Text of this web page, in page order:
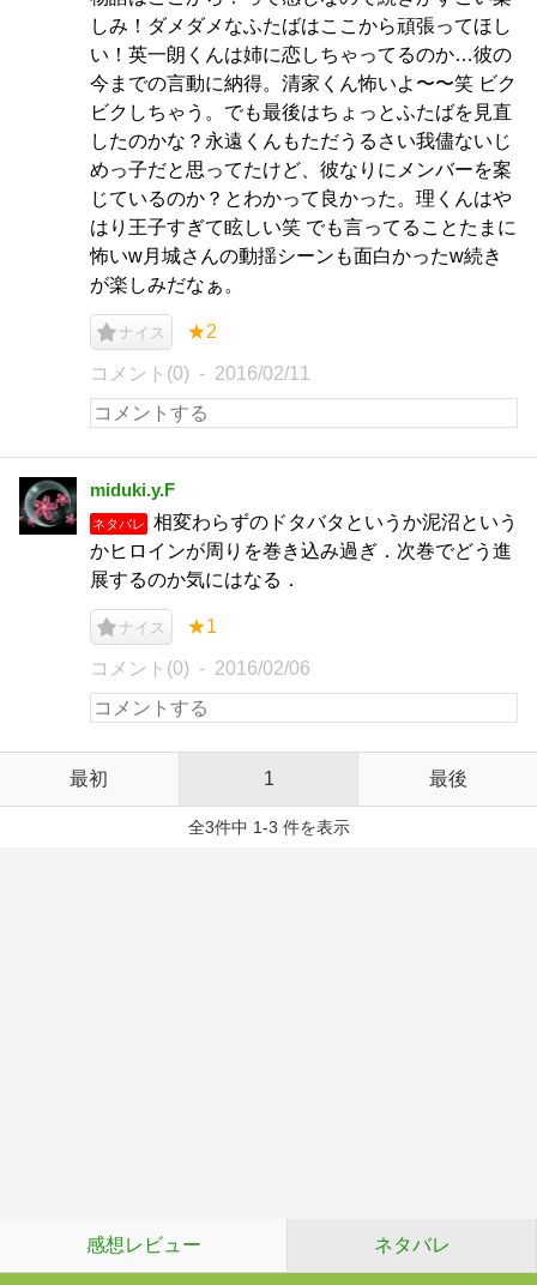
しみ！ダメダメなふたばはここから頑張ってほし
い！英一朗くんは姉に恋しちゃってるのか…彼の
今までの言動に納得。清家くん怖いよ〜〜笑 ビク
ビクしちゃう。でも最後はちょっとふたばを見直
したのかな？永遠くんもただうるさい我儘ないじ
めっ子だと思ってたけど、彼なりにメンバーを案
じているのか？とわかって良かった。理くんはや
はり王子すぎて眩しい笑 でも言ってることたまに
怖いw月城さんの動揺シーンも面白かったw続き
が楽しみだなぁ。
ナイス ★2
コメント(0) 2016/02/11
miduki.y.F
ネタバレ
相変わらずのドタバタというか泥沼という
かヒロインが周りを巻き込み過ぎ．次巻でどう進
展するのか気にはなる．
ナイス ★1
コメント(0) 2016/02/06
最初 1 最後
全3件中 1-3 件を表示
感想レビュー ネタバレ